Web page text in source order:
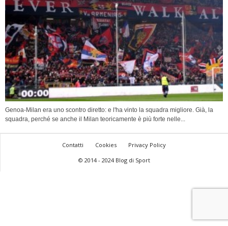
Genoa-Milan era uno scontro diretto: e l'ha vinto la squadra migliore. Già, la
squadra, perché se anche il Milan teoricamente è più forte nelle...
Contatti Cookies
Privacy Policy
© 2014 - 2024 Blog di Sport